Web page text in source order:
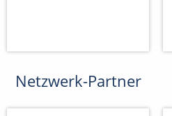
Netzwerk-Partner